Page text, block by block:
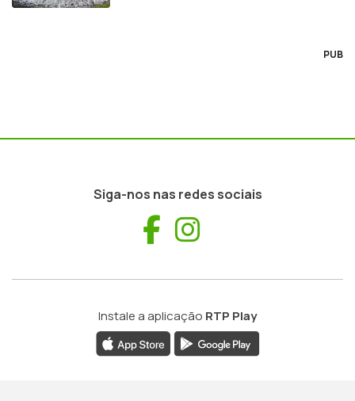
PUB
Siga-nos nas redes sociais
Facebook
Instale a aplicação RTP Play